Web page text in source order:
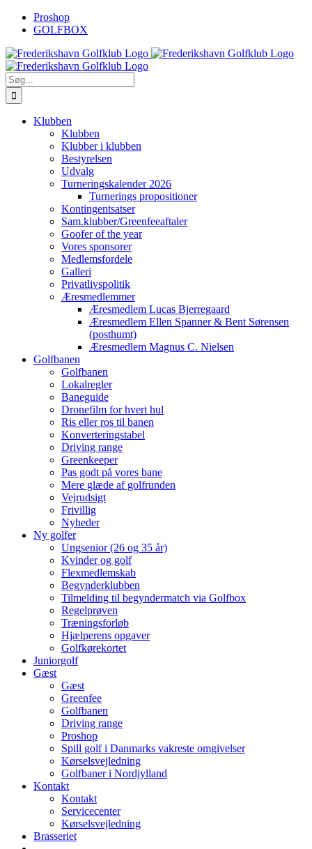
Skip
Proshop
GOLFBOX
Søg
efter:
Klubben
Klubben
Klubber i klubben
Bestyrelsen
Udvalg
Turneringskalender 2026
Turnerings propositioner
Kontingentsatser
Sam.klubber/Greenfeeaftaler
Goofer of the year
Vores sponsorer
Medlemsfordele
Galleri
Privatlivspolitik
Æresmedlemmer
Æresmedlem Lucas Bjerregaard
Æresmedlem Ellen Spanner & Bent Sørensen
(posthumt)
Æresmedlem Magnus C. Nielsen
Golfbanen
Golfbanen
Lokalregler
Baneguide
Dronefilm for hvert hul
Ris eller ros til banen
Konverteringstabel
Driving range
Greenkeeper
Pas godt på vores bane
Mere glæde af golfrunden
Vejrudsigt
Frivillig
Nyheder
Ny golfer
Ungsenior (26 og 35 år)
Kvinder og golf
Flexmedlemskab
Begynderklubben
Tilmelding til begyndermatch via Golfbox
Regelprøven
Træningsforløb
Hjælperens opgaver
Golfkørekortet
Juniorgolf
Gæst
Gæst
Greenfee
Golfbanen
Driving range
Proshop
Spill golf i Danmarks vakreste omgivelser
Kørselsvejledning
Golfbaner i Nordjylland
Kontakt
Kontakt
Servicecenter
Kørselsvejledning
Brasseriet